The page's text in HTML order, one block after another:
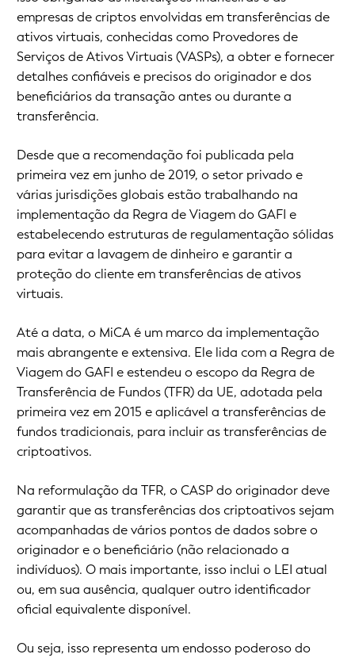
empresas de criptos envolvidas em transferências de
ativos virtuais, conhecidas como Provedores de
Serviços de Ativos Virtuais (VASPs), a obter e fornecer
detalhes confiáveis e precisos do originador e dos
beneficiários da transação antes ou durante a
transferência.
Desde que a recomendação foi publicada pela
primeira vez em junho de 2019, o setor privado e
várias jurisdições globais estão trabalhando na
implementação da Regra de Viagem do GAFI e
estabelecendo estruturas de regulamentação sólidas
para evitar a lavagem de dinheiro e garantir a
proteção do cliente em transferências de ativos
virtuais.
Até a data, o MiCA é um marco da implementação
mais abrangente e extensiva. Ele lida com a Regra de
Viagem do GAFI e estendeu o escopo da Regra de
Transferência de Fundos (TFR) da UE, adotada pela
primeira vez em 2015 e aplicável a transferências de
fundos tradicionais, para incluir as transferências de
criptoativos.
Na reformulação da TFR, o CASP do originador deve
garantir que as transferências dos criptoativos sejam
acompanhadas de vários pontos de dados sobre o
originador e o beneficiário (não relacionado a
indivíduos). O mais importante, isso inclui o LEI atual
ou, em sua ausência, qualquer outro identificador
oficial equivalente disponível.
Ou seja, isso representa um endosso poderoso do